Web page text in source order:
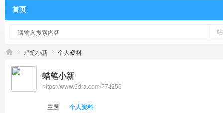
首页
蜡笔小新 个人资料
蜡笔小新
https://www.5dra.com/?74256
主题 个人资料